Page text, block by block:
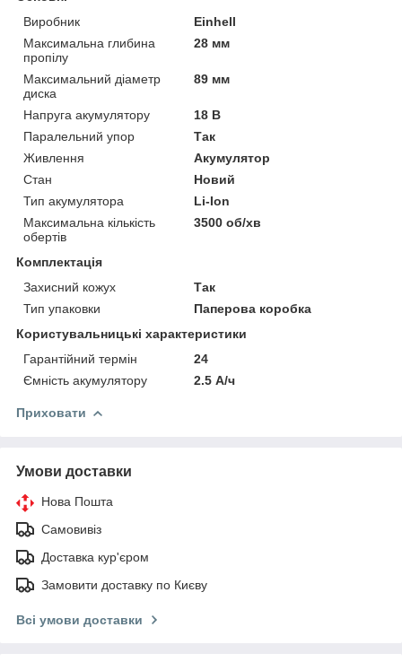
Виробник
Einhell
Максимальна глибина
пропілу
28 мм
Максимальний діаметр
диска
89 мм
Напруга акумулятору
18 В
Паралельний упор
Так
Живлення
Акумулятор
Стан
Новий
Тип акумулятора
Li-Ion
Максимальна кількість
обертів
3500 об/хв
Комплектація
Захисний кожух
Так
Тип упаковки
Паперова коробка
Користувальницькі характеристики
Гарантійний термін
24
Ємність акумулятору
2.5 А/ч
Приховати
Умови доставки
Нова Пошта
Самовивіз
Доставка кур'єром
Замовити доставку по Києву
Всі умови доставки